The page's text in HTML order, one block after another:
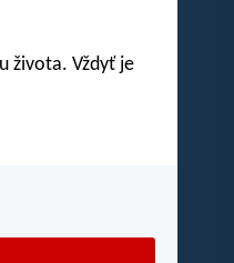
života. Vždyť je